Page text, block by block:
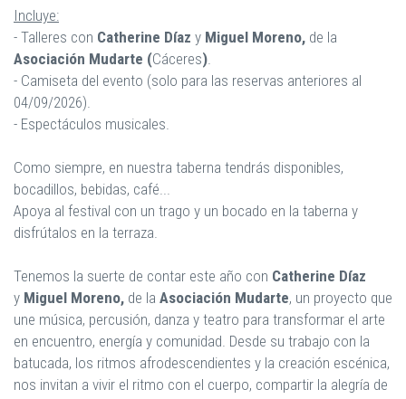
Incluye:
- Talleres con Catherine Díaz y Miguel Moreno, de la
Asociación Mudarte (Cáceres)
- Camiseta del evento (solo para las reservas anteriores al
04/09/2026).
- Espectáculos musicales.
Como siempre, en nuestra taberna tendrás disponibles,
bocadillos, bebidas, café...
Apoya al festival con un trago y un bocado en la taberna y
disfrútalos en la terraza.
Tenemos la suerte de contar este año con Catherine Díaz
y Miguel Moreno, de la Asociación Mudarte, un proyecto que
une música, percusión, danza y teatro para transformar el arte
en encuentro, energía y comunidad. Desde su trabajo con la
batucada, los ritmos afrodescendientes y la creación escénica,
nos invitan a vivir el ritmo con el cuerpo, compartir la alegría de